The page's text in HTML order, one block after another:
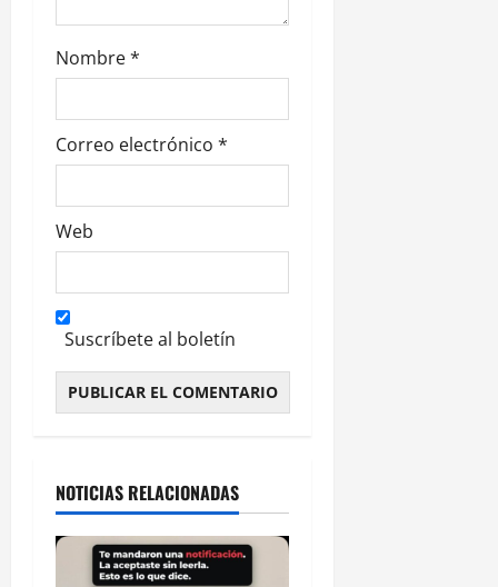
a
s
Nombre*
Correo electrónico *
Web
Suscríbete al boletín
NOTICIAS RELACIONADAS